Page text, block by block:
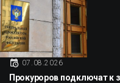
07.08.2026
Прокуроров подключат к